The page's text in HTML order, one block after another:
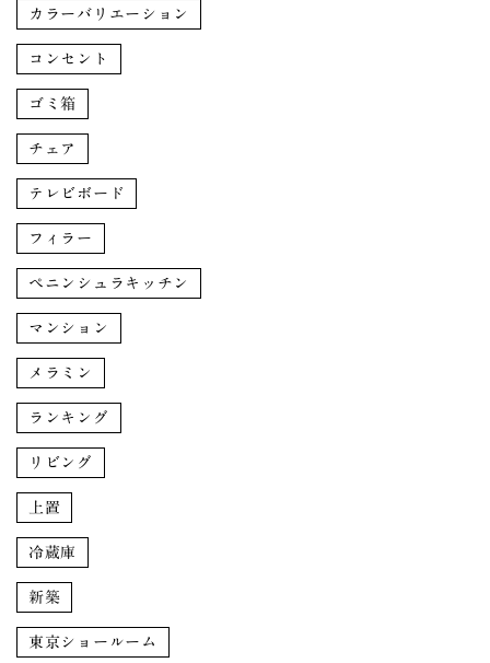
カラーバリエーション
コンセント
ゴミ箱
チェア
テレビボード
フィラー
ペニンシュラキッチン
マンション
メラミン
ランキング
リビング
上置
冷蔵庫
新築
東京ショールーム